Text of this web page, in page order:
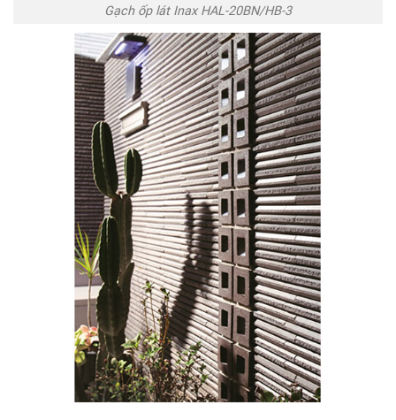
Gạch ốp lát Inax HAL-20BN/HB-3